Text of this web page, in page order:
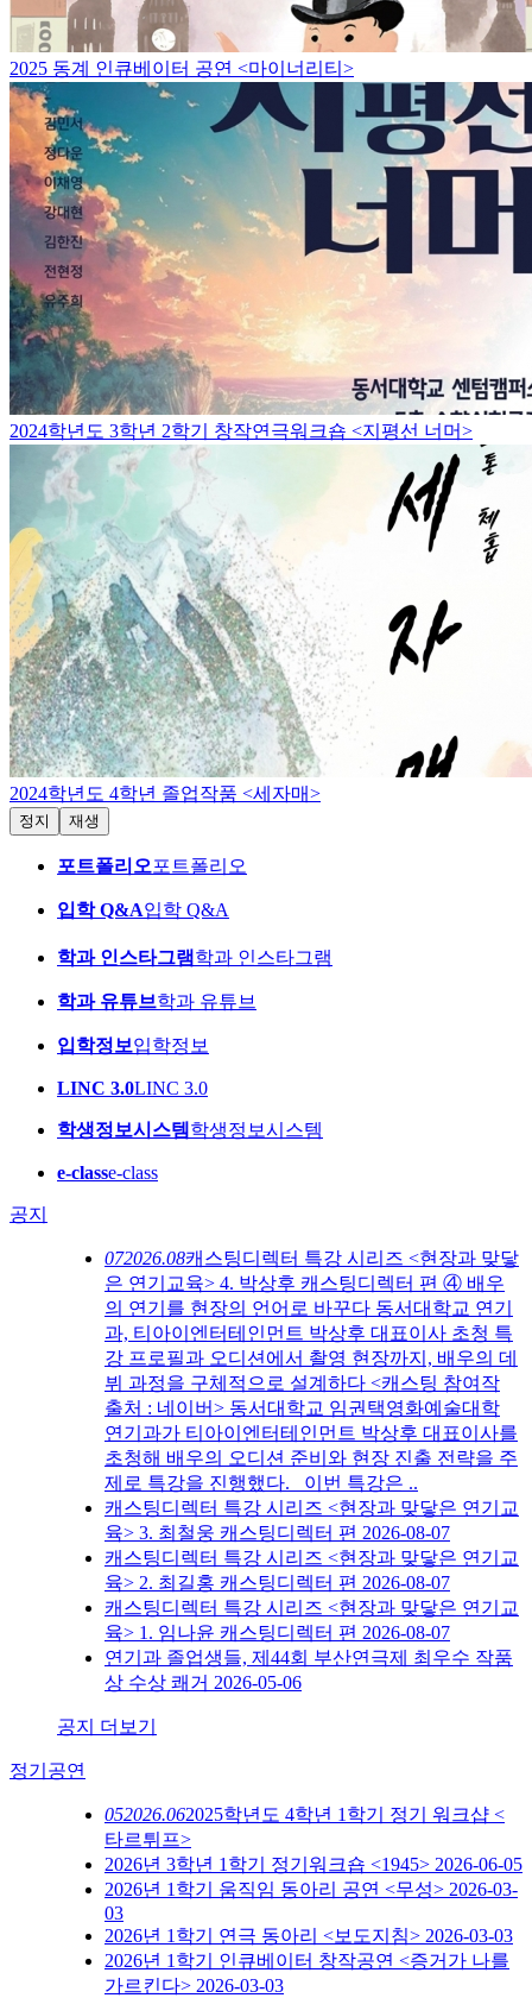
2025 동계 인큐베이터 공연 <마이너리티>
2024학년도 3학년 2학기 창작연극워크숍 <지평선 너머>
2024학년도 4학년 졸업작품 <세자매>
정지 재생
포트폴리오포트폴리오
입학 Q&A입학 Q&A
학과 인스타그램학과 인스타그램
학과 유튜브학과 유튜브
입학정보입학정보
LINC 3.0LINC 3.0
학생정보시스템 학생정보시스템
e-classe-class
공지
072026.08캐스팅디렉터 특강 시리즈 <현장과 맞닿
은 연기교육> 4. 박상후 캐스팅디렉터 편 ④ 배우
의 연기를 현장의 언어로 바꾸다 동서대학교 연기
과, 티아이엔터테인먼트 박상후 대표이사 초청 특
강 프로필과 오디션에서 촬영 현장까지, 배우의 데
뷔 과정을 구체적으로 설계하다 <캐스팅 참여작
출처 : 네이버> 동서대학교 임권택영화예술대학
연기과가 티아이엔터테인먼트 박상후 대표이사를
초청해 배우의 오디션 준비와 현장 진출 전략을 주
제로 특강을 진행했다. 이번 특강은 ..
캐스팅디렉터 특강 시리즈 <현장과 맞닿은 연기교
육> 3. 최철웅 캐스팅디렉터 편 2026-08-07
캐스팅디렉터 특강 시리즈 <현장과 맞닿은 연기교
육> 2. 최길홍 캐스팅디렉터 편 2026-08-07
캐스팅디렉터 특강 시리즈 <현장과 맞닿은 연기교
육> 1. 임나윤 캐스팅디렉터 편 2026-08-07
연기과 졸업생들, 제44회 부산연극제 최우수 작품
상 수상 쾌거 2026-05-06
공지 더보기
정기공연
052026.062025학년도 4학년 1학기 정기 워크샵 <
타르튀프>
2026년 3학년 1학기 정기워크숍 <1945> 2026-06-05
2026년 1학기 움직임 동아리 공연 <무성> 2026-03-
03
2026년 1학기 연극 동아리 <보도지침> 2026-03-03
2026년 1학기 인큐베이터 창작공연 <증거가 나를
가르킨다> 2026-03-03